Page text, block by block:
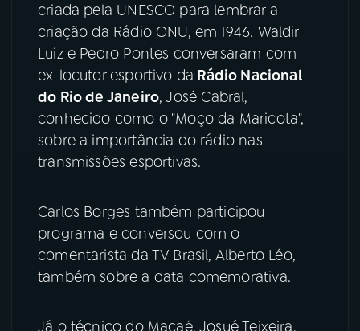
PODCASTS
06 VIDEOCASTS
ACOMPANHE A RÁDIO NACIONAL
YouTube
criada pela UNESCO para lembrar a
criação da Rádio ONU, em 1946. Waldir
Luiz e Pedro Pontes conversaram com
ex-locutor esportivo da Rádio Nacional
do Rio de Janeiro, José Cabral,
conhecido como o "Moço da Maricota",
sobre a importância do rádio nas
transmissões esportivas.
Carlos Borges também participou
programa e conversou com o
comentarista da TV Brasil, Alberto Léo,
também sobre a data comemorativa.
Já o técnico do Macaé, Josué Teixeira,